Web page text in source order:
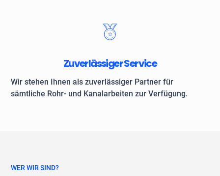
Zuverlässiger Service
Wir stehen Ihnen als zuverlässiger Partner für
sämtliche Rohr- und Kanalarbeiten zur Verfügung.
WER WIR SIND?